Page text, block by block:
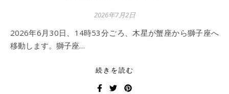
2026年7月2日
2026年6月30日、14時53分ごろ、木星が蟹座から獅子座へ
移動します。獅子座…
続きを読む